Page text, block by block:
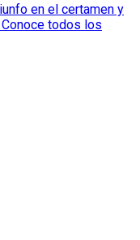
en el certamen y
todos los